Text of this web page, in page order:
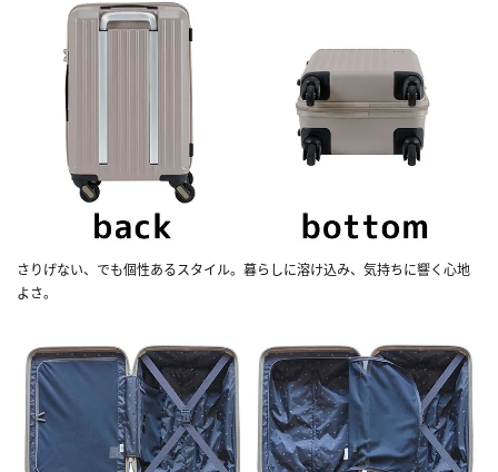
さりげない、でも個性あるスタイル。暮らしに溶け込み、気持ちに響く心地
よさ。